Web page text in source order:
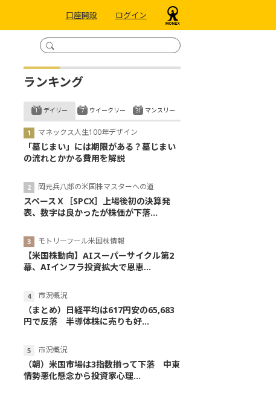
口座開設 ログイン
ランキング
デイリー
マネックス人生100年デザイン
「墓じまい」には期限がある？墓じまい
の流れとかかる費用を解説
岡元兵八郎の米国株マスターへの道
スペースＸ［SPCX］上場後初の決算発
表、数字は良かったが株価が下落...
モトリーフール米国株情報
【米国株動向】AIスーパーサイクル第2
幕、AIインフラ投資拡大で恩恵...
市況概況
（まとめ）日経平均は617円安の65,683
円で反落 半導体株に売りも好...
市況概況
（朝）米国市場は3指数揃って下落 中東
情勢悪化懸念から投資家心理...
ウイークリー マンスリー